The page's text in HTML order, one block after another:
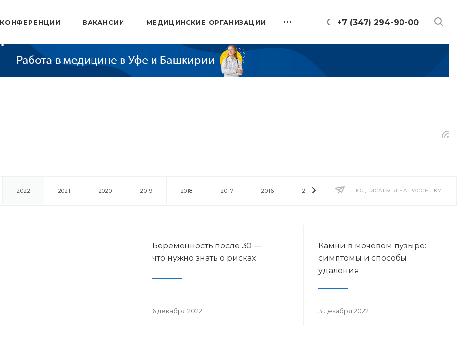
+7 (347) 294-90-00
КОНФЕРЕНЦИИ ВАКАНСИИ МЕДИЦИНСКИЕ ОРГАНИЗАЦИИ
ПОДПИСАТЬСЯ НА РАССЫЛКУ
2022 2021 2020 2019 2018 2017 2016 2014 2013 2012 2011
Беременность после 30 —
что нужно знать о рисках
6 декабря 2022
Камни в мочевом пузыре:
симптомы и способы
удаления
3 декабря 2022